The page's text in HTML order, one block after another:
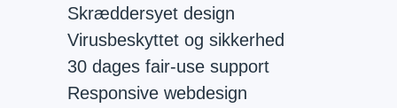
Skræddersyet design
Virusbeskyttet og sikkerhed
30 dages fair-use support
Responsive webdesign